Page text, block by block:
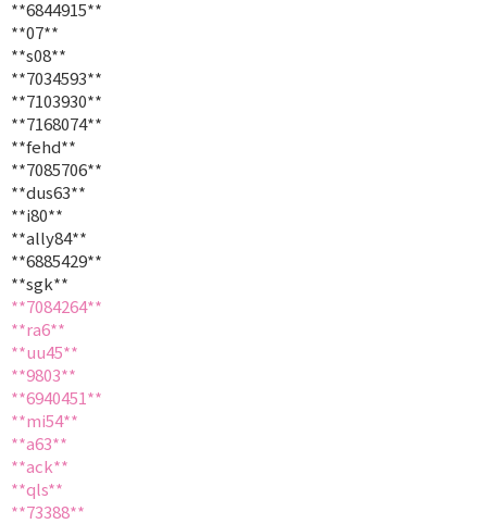
**6844915**
**07**
**s08**
**7034593**
**7103930**
**7168074**
**fehd**
**7085706**
**dus63**
**i80**
**ally84**
**6885429**
**sgk**
**7084264**
**ra6**
**uu45**
**9803**
**6940451**
**mi54**
**a63**
**ack**
**qls**
**73388**